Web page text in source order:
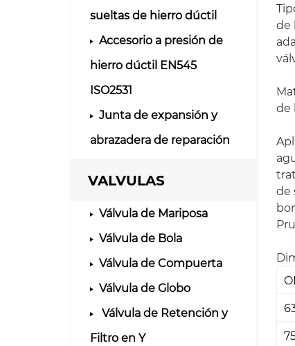
sueltas de hierro dúctil
Accesorio a presión de
hierro dúctil EN545
ISO2531
Junta de expansión y
abrazadera de reparación
VALVULAS
Válvula de Mariposa
Válvula de Bola
Válvula de Compuerta
Válvula de Globo
Válvula de Retención y
Filtro en Y
de
de
de